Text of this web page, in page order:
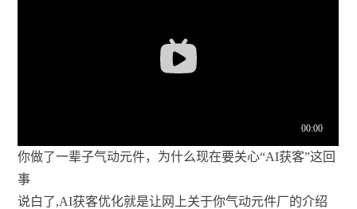
你做了一辈子气动元件，为什么现在要关心“AI获客”这回
事
说白了,AI获客优化就是让网上关于你气动元件厂的介绍